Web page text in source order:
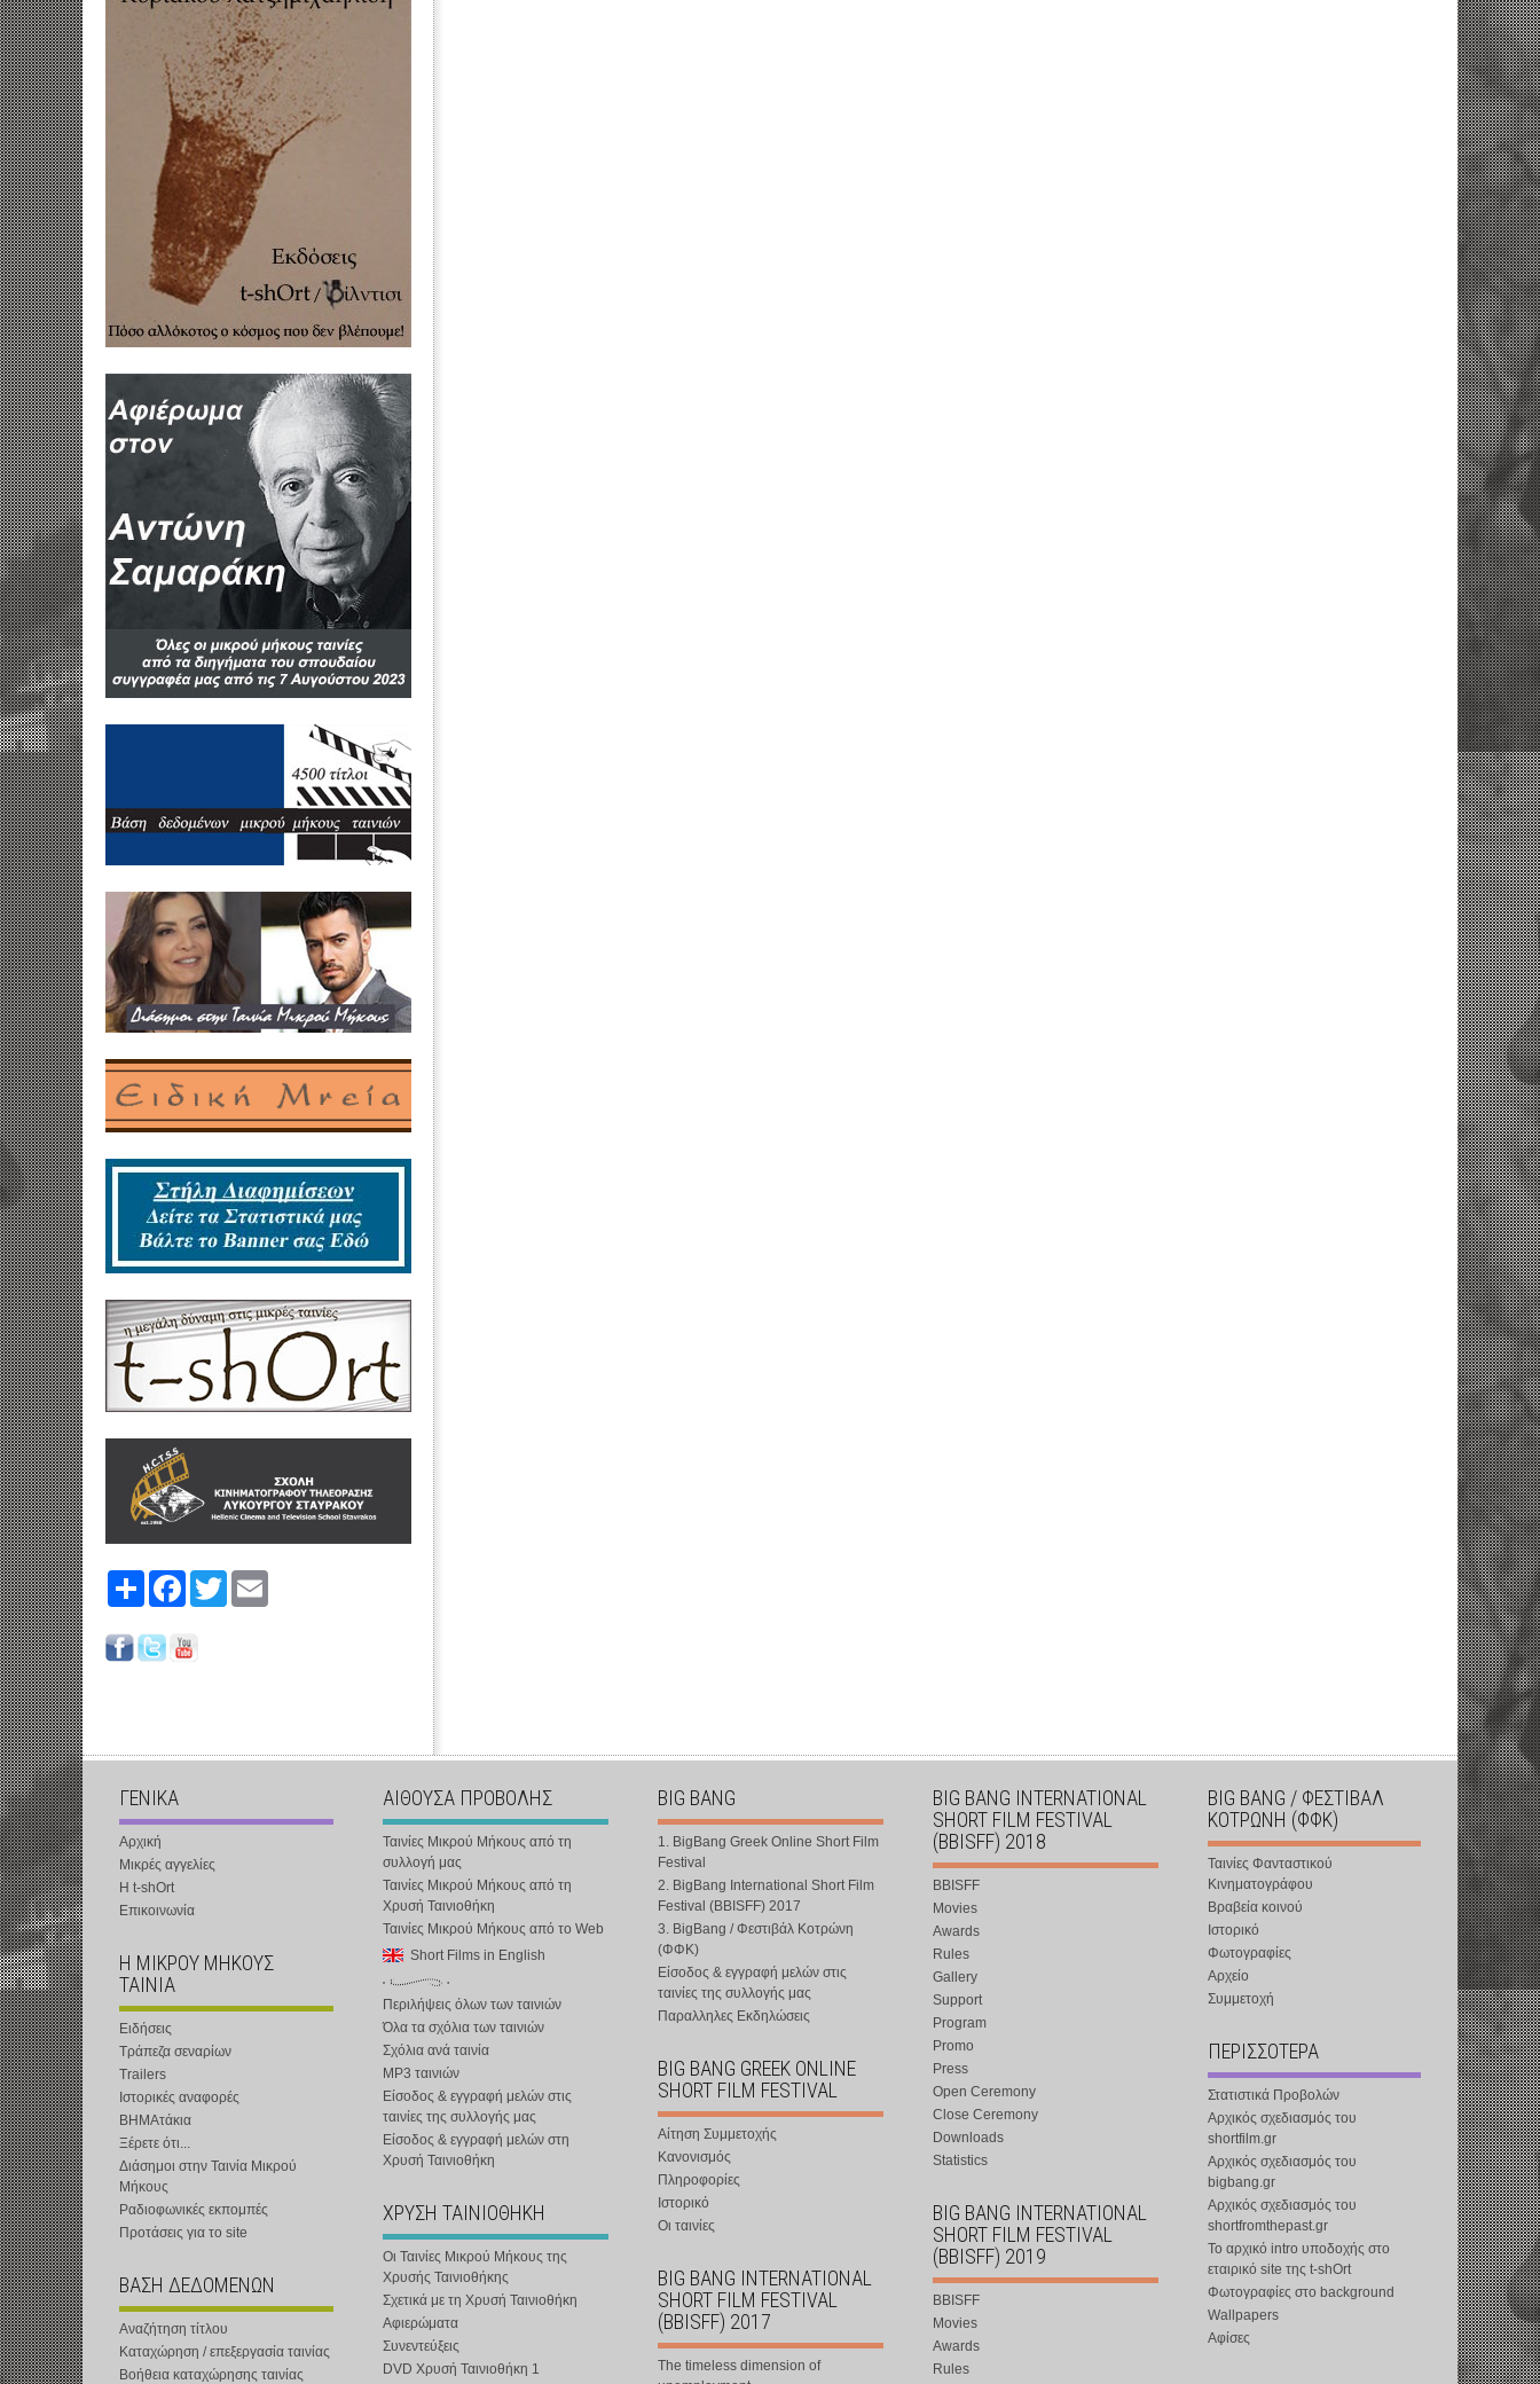
Share FacebookTwitter
ΓΕΝΙΚΑ
Αρχική
Μικρές αγγελίες
Η t-shOrt
Επικοινωνία
Η ΜΙΚΡΟΥ ΜΗΚΟΥΣ
ΤΑΙΝΙΑ
Ειδήσεις
Τράπεζα σεναρίων
Trailers
Ιστορικές αναφορές
ΒΗΜΑτάκια
Ξέρετε ότι...
Διάσημοι στην Ταινία Μικρού
Μήκους
Ραδιοφωνικές εκπομπές
Προτάσεις για το site
ΒΑΣΗ ΔΕΔΟΜΕΝΩΝ
Αναζήτηση τίτλου
Καταχώρηση / επεξεργασία ταινίας
Βοήθεια καταχώρησης ταινίας
ΑΙΘΟΥΣΑ ΠΡΟΒΟΛΗΣ
Ταινίες Μικρού Μήκους από τη
συλλογή μας
Ταινίες Μικρού Μήκους από τη
Χρυσή Ταινιοθήκη
Ταινίες Μικρού Μήκους από το Web
Short Films in English
Περιλήψεις όλων των ταινιών
Όλα τα σχόλια των ταινιών
Σχόλια ανά ταινία
MP3 ταινιών
Είσοδος & εγγραφή μελών στις
ταινίες της συλλογής μας
Είσοδος & εγγραφή μελών στη
Χρυσή Ταινιοθήκη
ΧΡΥΣΗ ΤΑΙΝΙΟΘΗΚΗ
Οι Ταινίες Μικρού Μήκους της
Χρυσής Ταινιοθήκης
Σχετικά με τη Χρυσή Ταινιοθήκη
Αφιερώματα
Συνεντεύξεις
DVD Χρυσή Ταινιοθήκη 1
BIG BANG
1. BigBang Greek Online Short Film
Festival
2. BigBang International Short Film
Festival (BBISFF) 2017
3. BigBang / Φεστιβάλ Κοτρώνη
(ΦΦΚ)
Είσοδος & εγγραφή μελών στις
ταινίες της συλλογής μας
Παραλληλες Εκδηλώσεις
BIG BANG GREEK ONLINE
SHORT FILM FESTIVAL
Αίτηση Συμμετοχής
Κανονισμός
Πληροφορίες
Ιστορικό
Οι ταινίες
BIG BANG INTERNATIONAL
SHORT FILM FESTIVAL
(BBISFF) 2017
The timeless dimension of
BIG BANG INTERNATIONAL
SHORT FILM FESTIVAL
(BBISFF) 2018
BBISFF
Movies
Awards
Rules
Gallery
Support
Program
Promo
Press
Open Ceremony
Close Ceremony
Downloads
Statistics
BIG BANG INTERNATIONAL
SHORT FILM FESTIVAL
(BBISFF) 2019
BBISFF
Movies
Awards
Rules
BIG BANG / ΦΕΣΤΙΒΑΛ
ΚΟΤΡΩΝΗ (ΦΦΚ)
Ταινίες Φανταστικού
Κινηματογράφου
Βραβεία κοινού
Ιστορικό
Φωτογραφίες
Αρχείο
Συμμετοχή
ΠΕΡΙΣΣΟΤΕΡΑ
Στατιστικά Προβολών
Αρχικός σχεδιασμός του
shortfilm.gr
Αρχικός σχεδιασμός του
bigbang.gr
Αρχικός σχεδιασμός του
shortfromthepast.gr
Το αρχικό intro υποδοχής στο
εταιρικό site της t-shOrt
Φωτογραφίες στο background
Wallpapers
Αφίσες